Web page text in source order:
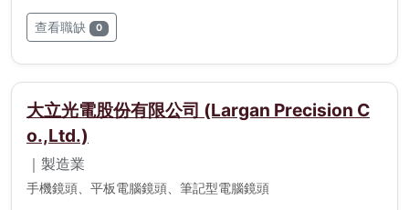
及加工技術服務 八、建立及維持全國最高量測標準實驗室 
九、電腦與通訊產品設計及應用技術業務 十、網際網路、無
線通訊及寬頻有線通訊之系統技術開發與整合
查看職缺 0
大立光電股份有限公司 (Largan Precision C
o.,Ltd.)
｜製造業
手機鏡頭、平板電腦鏡頭、筆記型電腦鏡頭